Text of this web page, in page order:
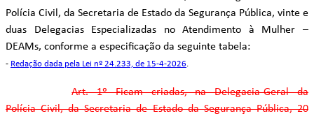
Polícia Civil, da Secretaria de Estado da Segurança Pública, vinte e
duas Delegacias Especializadas no Atendimento à Mulher –
DEAMs, conforme a especificação da seguinte tabela:
- Redação dada pela Lei nº 24.233, de 15-4-2026.
Art. 1º Ficam criadas, na Delegacia-Geral da
Polícia Civil, da Secretaria de Estado da Segurança Pública, 20